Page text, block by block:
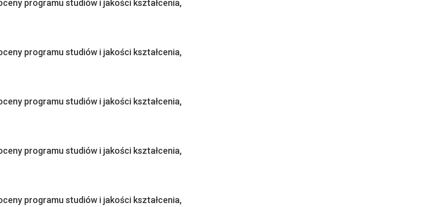
programu studiów i jakości kształcenia,
programu studiów i jakości kształcenia,
programu studiów i jakości kształcenia,
programu studiów i jakości kształcenia,
programu studiów i jakości kształcenia,